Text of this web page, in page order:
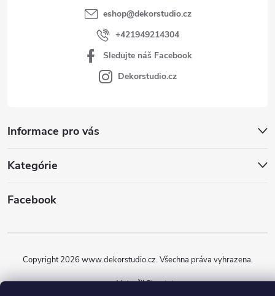
Informace pro vás
Kategórie
Facebook
eshop@dekorstudio.cz
+421949214304
Sledujte náš Facebook
Dekorstudio.cz
Vytvořil Shoptet
Copyright 2026 www.dekorstudio.cz. Všechna práva vyhrazena.